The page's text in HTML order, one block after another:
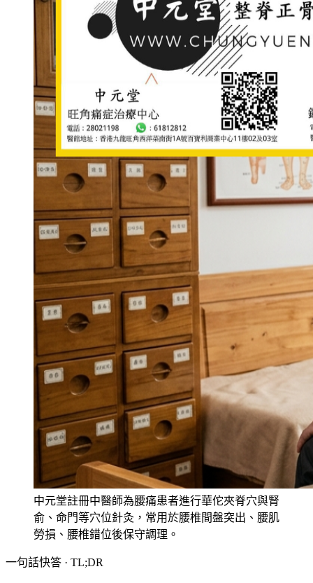
中元堂註冊中醫師為腰痛患者進行華佗夾脊穴與腎
俞、命門等穴位針灸，常用於腰椎間盤突出、腰肌
勞損、腰椎錯位後保守調理。
一句話快答 · TL;DR